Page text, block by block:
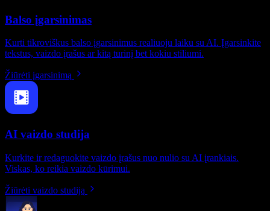
Balso įgarsinimas
Kurti tikroviškus balso įgarsinimus realiuoju laiku su AI. Įgarsinkite
tekstus, vaizdo įrašus ar kitą turinį bet kokiu stiliumi.
Žiūrėti įgarsinimą
AI vaizdo studija
Kurkite ir redaguokite vaizdo įrašus nuo nulio su AI įrankiais.
Viskas, ko reikia vaizdo kūrimui.
Žiūrėti vaizdo studiją